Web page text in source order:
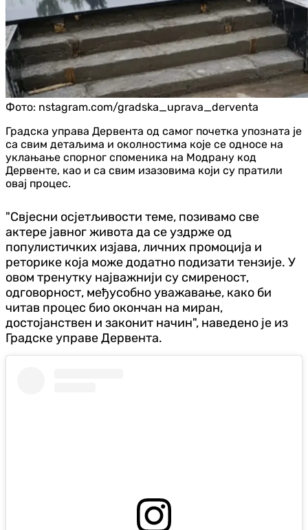
Фото: nstagram.com/gradska_uprava_derventa
Градска управа Дервента од самог почетка упозната је
са свим детаљима и околностима које се односе на
уклањање спорног споменика на Модрану код
Дервенте, као и са свим изазовима који су пратили
овај процес.
"Свјесни осјетљивости теме, позивамо све
актере јавног живота да се уздрже од
популистичких изјава, личних промоција и
реторике која може додатно подизати тензије. У
овом тренутку најважнији су смиреност,
одговорност, међусобно уважавање, како би
читав процес био окончан на миран,
достојанствен и законит начин", наведено је из
Градске управе Дервента.